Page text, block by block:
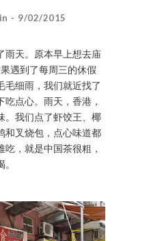
- 9/02/2015
雨天。原本早上想去庙
遇到了每周三的休假
毛细雨，我们就近找了
点心。雨天，香港，
。我们点了虾饺王、椰
和叉烧包，点心味道都
，就是中国茶很粗，